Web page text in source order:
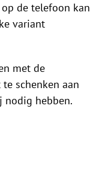
de telefoon kan
variant
met de
schenken aan
nodig hebben.